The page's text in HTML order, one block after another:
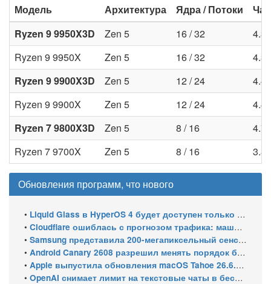
Модель Архитектура Ядра / Потоки
Ryzen 9 9950X3D
Zen 5 16 / 32
4.3
Ryzen 9 9950X
Zen 5 16 / 32
4.3
Ryzen 9 9900X3D
Zen 5 12 / 24
4.4
Ryzen 9 9900X
Zen 5 12 / 24
4.4
Ryzen 7 9800X3D
Zen 5 8 / 16
4.7
Ryzen 7 9700X
Zen 5 8 / 16 3.8
Обновления программ, что нового
• Liquid Glass в HyperOS 4 будет доступен только на флагманских чипсетах
• Cloudflare ошиблась с прогнозом трафика: машины обошли людей в мае 2026
• Samsung представила 200-мегапиксельный сенсор ISOCELL HPC с DeepPix
• Android Canary 2608 разрешил менять порядок блоков шторки
• Apple выпустила обновления macOS Tahoe 26.6.1, Sequoia 15.7.9 и Sonoma 14.8.9 для устранения уязвимости общего доступа к экрану
• OpenAI снимает лимит на текстовые чаты в бесплатном ChatGPT